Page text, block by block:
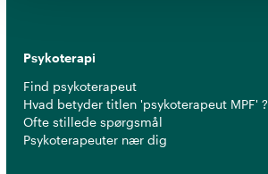
Psykoterapi
Find psykoterapeut
Hvad betyder titlen 'psykoterapeut MPF' ?
Ofte stillede spørgsmål
Psykoterapeuter nær dig